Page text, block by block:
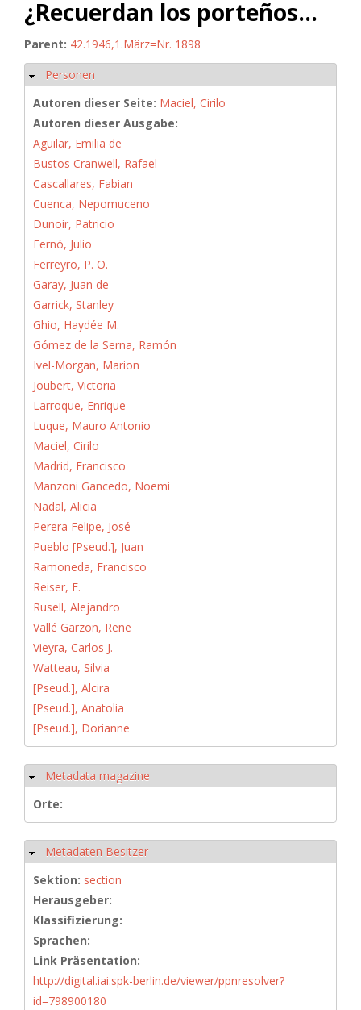
¿Recuerdan los porteños...
Parent: 42.1946,1.März=Nr. 1898
Ausblenden
Personen
Autoren dieser Seite: Maciel, Cirilo
Autoren dieser Ausgabe:
Aguilar, Emilia de
Bustos Cranwell, Rafael
Cascallares, Fabian
Cuenca, Nepomuceno
Dunoir, Patricio
Fernó, Julio
Ferreyro, P. O.
Garay, Juan de
Garrick, Stanley
Ghio, Haydée M.
Gómez de la Serna, Ramón
Ivel-Morgan, Marion
Joubert, Victoria
Larroque, Enrique
Luque, Mauro Antonio
Maciel, Cirilo
Madrid, Francisco
Manzoni Gancedo, Noemi
Nadal, Alicia
Perera Felipe, José
Pueblo [Pseud.], Juan
Ramoneda, Francisco
Reiser, E.
Rusell, Alejandro
Vallé Garzon, Rene
Vieyra, Carlos J.
Watteau, Silvia
[Pseud.], Alcira
[Pseud.], Anatolia
[Pseud.], Dorianne
Ausblenden
Metadata magazine
Orte:
Ausblenden
Metadaten Besitzer
Sektion: section
Herausgeber:
Klassifizierung:
Sprachen:
Link Präsentation:
http://digital.iai.spk-berlin.de/viewer/ppnresolver?
id=798900180